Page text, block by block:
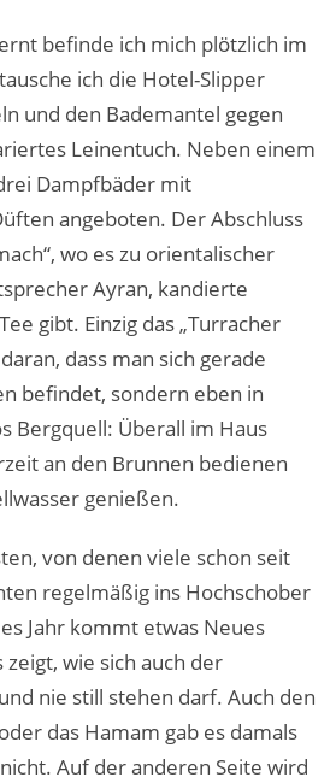
befinde ich mich plötzlich im
ich die Hotel-Slipper
und den Bademantel gegen
Leinentuch. Neben einem
Dampfbäder mit
angeboten. Der Abschluss
wo es zu orientalischer
Ayran, kandierte
gibt. Einzig das „Turracher
dass man sich gerade
befindet, sondern eben in
Bergquell: Überall im Haus
an den Brunnen bedienen
genießen.
von denen viele schon seit
regelmäßig ins Hochschober
Jahr kommt etwas Neues
zeigt, wie sich auch der
nie still stehen darf. Auch den
das Hamam gab es damals
Auf der anderen Seite wird